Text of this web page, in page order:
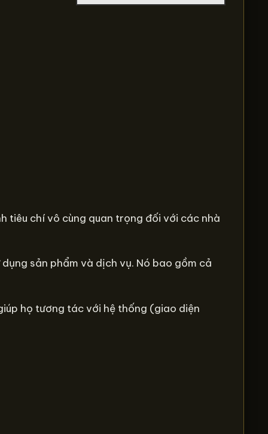
tiêu chí vô cùng quan trọng đối với các nhà
sản phẩm và dịch vụ. Nó bao gồm cả
họ tương tác với hệ thống (giao diện